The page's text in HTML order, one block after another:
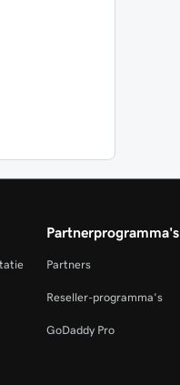
Partnerprogramma's
Partners
Reseller-programma's
GoDaddy Pro